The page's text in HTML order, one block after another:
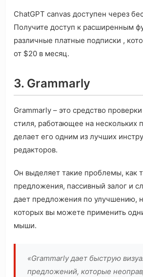
ChatGPT canvas доступен через
Получите доступ к расширенным
различные платные подписки ,
от $20 в месяц.
3. Grammarly
Grammarly – это средство
стиля, работающее на нескольких
делает его одним из лучших
редакторов.
Он выделяет такие проблемы, как
предложения, пассивный залог и
дает предложения по улучшению,
которых вы можете применить
мыши.
«Grammarly дает быструю
предложений, которые